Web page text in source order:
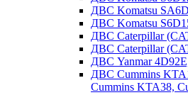
ДВС Komatsu
ДВС Komatsu
ДВС Caterpillar
ДВС Caterpillar
ДВС Yanmar
ДВС Cummins
Cummins KTA38,